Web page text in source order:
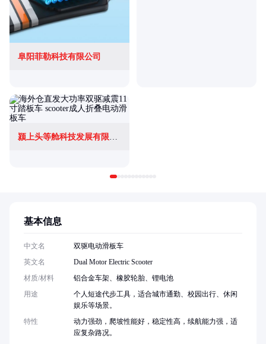
阜阳菲勒科技有限公司
颍上头等舱科技发展有限公司
基本信息
中文名
双驱电动滑板车
英文名
Dual Motor Electric Scooter
材质/材料
铝合金车架、橡胶轮胎、锂电池
用途
个人短途代步工具，适合城市通勤、校园出行、休闲
娱乐等场景。
特性
动力强劲，爬坡性能好，稳定性高，续航能力强，适
应复杂路况。